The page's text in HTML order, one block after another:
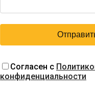
Согласен с
конфиденциальности